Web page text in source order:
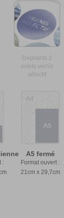
Dépliants 2
volets vernis
sélectif
:
A5 fermé
Format ouvert :
21cm x 29,7cm